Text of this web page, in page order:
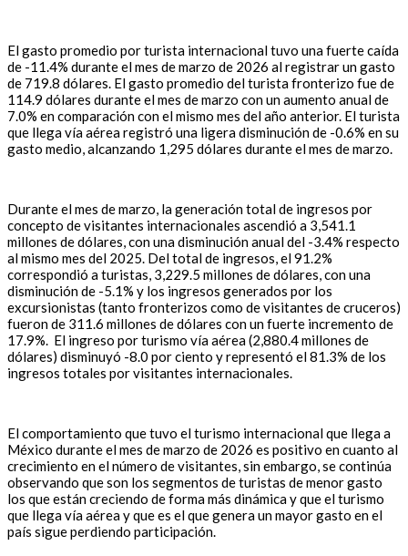
El gasto promedio por turista internacional tuvo una fuerte caída
de -11.4% durante el mes de marzo de 2026 al registrar un gasto
de 719.8 dólares. El gasto promedio del turista fronterizo fue de
114.9 dólares durante el mes de marzo con un aumento anual de
7.0% en comparación con el mismo mes del año anterior. El turista
que llega vía aérea registró una ligera disminución de -0.6% en su
gasto medio, alcanzando 1,295 dólares durante el mes de marzo.
Durante el mes de marzo, la generación total de ingresos por
concepto de visitantes internacionales ascendió a 3,541.1
millones de dólares, con una disminución anual del -3.4% respecto
al mismo mes del 2025. Del total de ingresos, el 91.2%
correspondió a turistas, 3,229.5 millones de dólares, con una
disminución de -5.1% y los ingresos generados por los
excursionistas (tanto fronterizos como de visitantes de cruceros)
fueron de 311.6 millones de dólares con un fuerte incremento de
17.9%. El ingreso por turismo vía aérea (2,880.4 millones de
dólares) disminuyó -8.0 por ciento y representó el 81.3% de los
ingresos totales por visitantes internacionales.
El comportamiento que tuvo el turismo internacional que llega a
México durante el mes de marzo de 2026 es positivo en cuanto al
crecimiento en el número de visitantes, sin embargo, se continúa
observando que son los segmentos de turistas de menor gasto
los que están creciendo de forma más dinámica y que el turismo
que llega vía aérea y que es el que genera un mayor gasto en el
país sigue perdiendo participación.